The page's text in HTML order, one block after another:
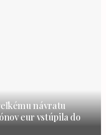
návratu
eur vstúpila do